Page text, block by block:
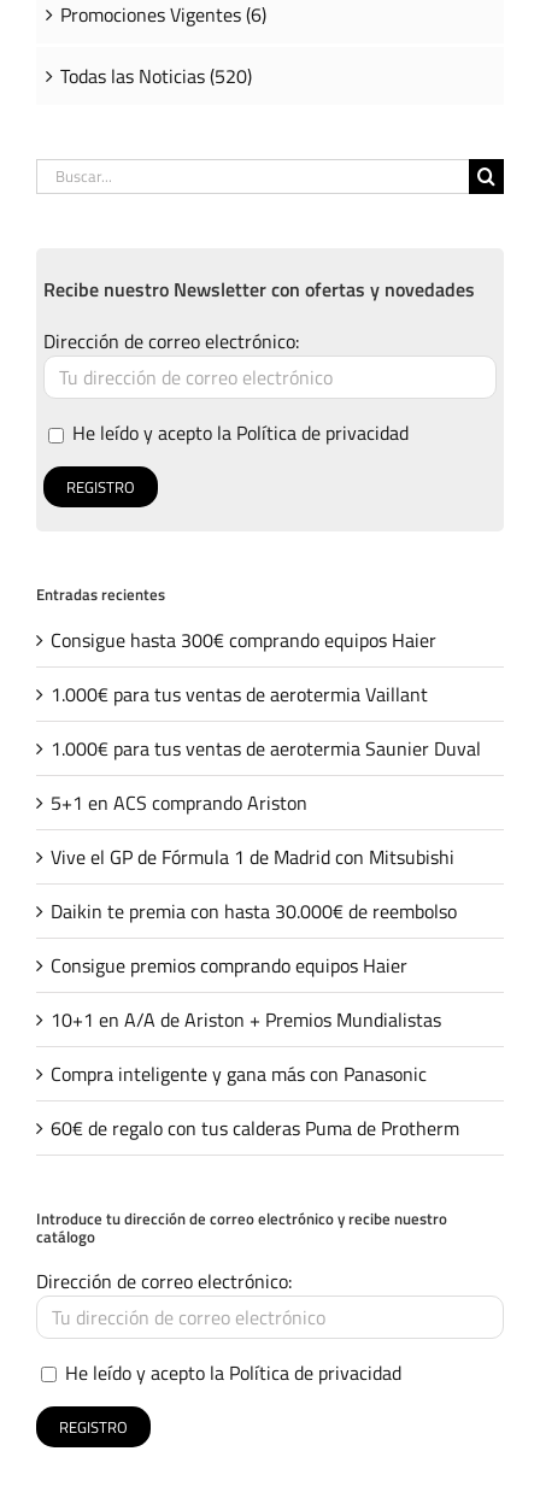
Promociones Vigentes (6)
Todas las Noticias (520)
Buscar:
Recibe nuestro Newsletter con ofertas y novedades
Dirección de correo electrónico:
He leído y acepto la Política de privacidad
Entradas recientes
Consigue hasta 300€ comprando equipos Haier
1.000€ para tus ventas de aerotermia Vaillant
1.000€ para tus ventas de aerotermia Saunier Duval
5+1 en ACS comprando Ariston
Vive el GP de Fórmula 1 de Madrid con Mitsubishi
Daikin te premia con hasta 30.000€ de reembolso
Consigue premios comprando equipos Haier
10+1 en A/A de Ariston + Premios Mundialistas
Compra inteligente y gana más con Panasonic
60€ de regalo con tus calderas Puma de Protherm
Introduce tu dirección de correo electrónico y recibe nuestro
catálogo
Dirección de correo electrónico:
He leído y acepto la Política de privacidad